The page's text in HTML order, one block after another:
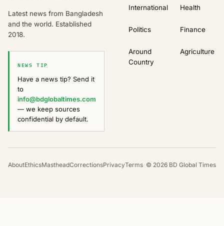
Latest news from Bangladesh
and the world. Established
2018.
NEWS TIP
Have a news tip? Send it
to
info@bdglobaltimes.com
— we keep sources
confidential by default.
International
Politics
Around
Country
Health
Finance
Agriculture
AboutEthicsMastheadCorrectionsPrivacyTerms © 2026 BD Global Times